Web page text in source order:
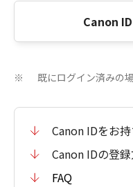
Canon
※ 既にログイン済みの
Canon IDをお
Canon IDの登
FAQ